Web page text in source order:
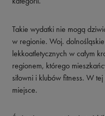
Takie wydatki nie mogą
w regionie. Woj.
lekkoatletycznych w całym
regionem, którego
siłowni i klubów fitness. W
miejsce.